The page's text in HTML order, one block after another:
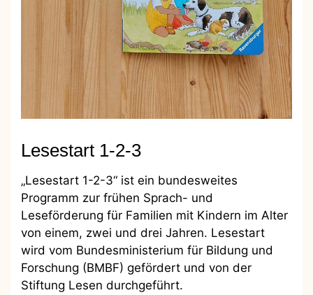
Lesestart 1-2-3
„Lesestart 1-2-3“ ist ein bundesweites
Programm zur frühen Sprach- und
Leseförderung für Familien mit Kindern im Alter
von einem, zwei und drei Jahren. Lesestart
wird vom Bundesministerium für Bildung und
Forschung (BMBF) gefördert und von der
Stiftung Lesen durchgeführt.